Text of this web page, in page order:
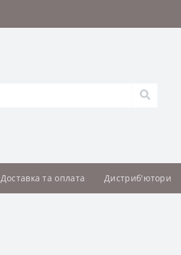
Доставка та оплата Дистриб'ютори